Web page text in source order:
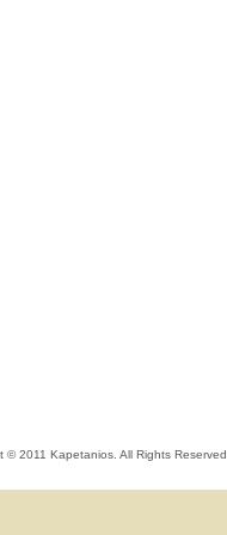
© 2011 Kapetanios. All Rights Reserved.